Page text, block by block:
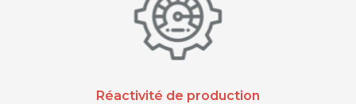
Réactivité de production